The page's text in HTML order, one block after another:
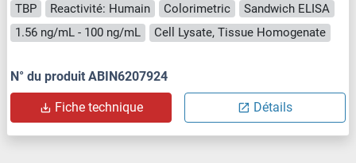
TBP Reactivité: Humain Colorimetric
Sandwich ELISA
1.56 ng/mL - 100 ng/mL
Cell Lysate, Tissue Homogenate
N° du produit ABIN6207924
Fiche technique Détails